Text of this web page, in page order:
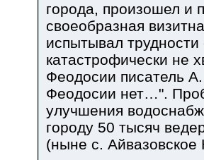
города, произошел и
своеобразная
испытывал
катастрофически не
Феодосии писатель
Феодосии нет…".
улучшения
городу 50 тысяч
(ныне с. Айвазовское